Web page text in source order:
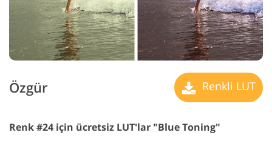
Özgür Renkli LUT
Renk #24 için ücretsiz LUT'lar "Blue Toning"